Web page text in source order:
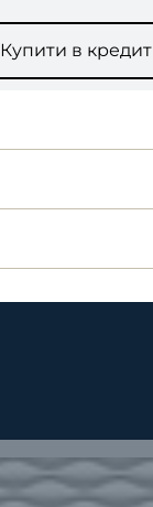
Купити в кредит